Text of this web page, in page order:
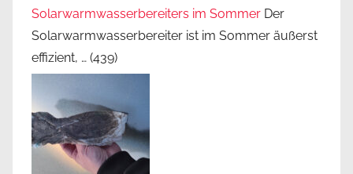
Solarwarmwasserbereiters im Sommer Der
Solarwarmwasserbereiter ist im Sommer äußerst
effizient, … (439)